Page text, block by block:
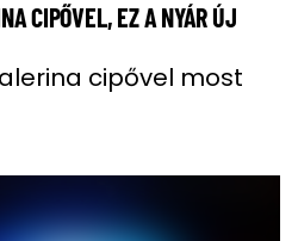
CIPŐVEL, EZ A NYÁR ÚJ
cipővel most